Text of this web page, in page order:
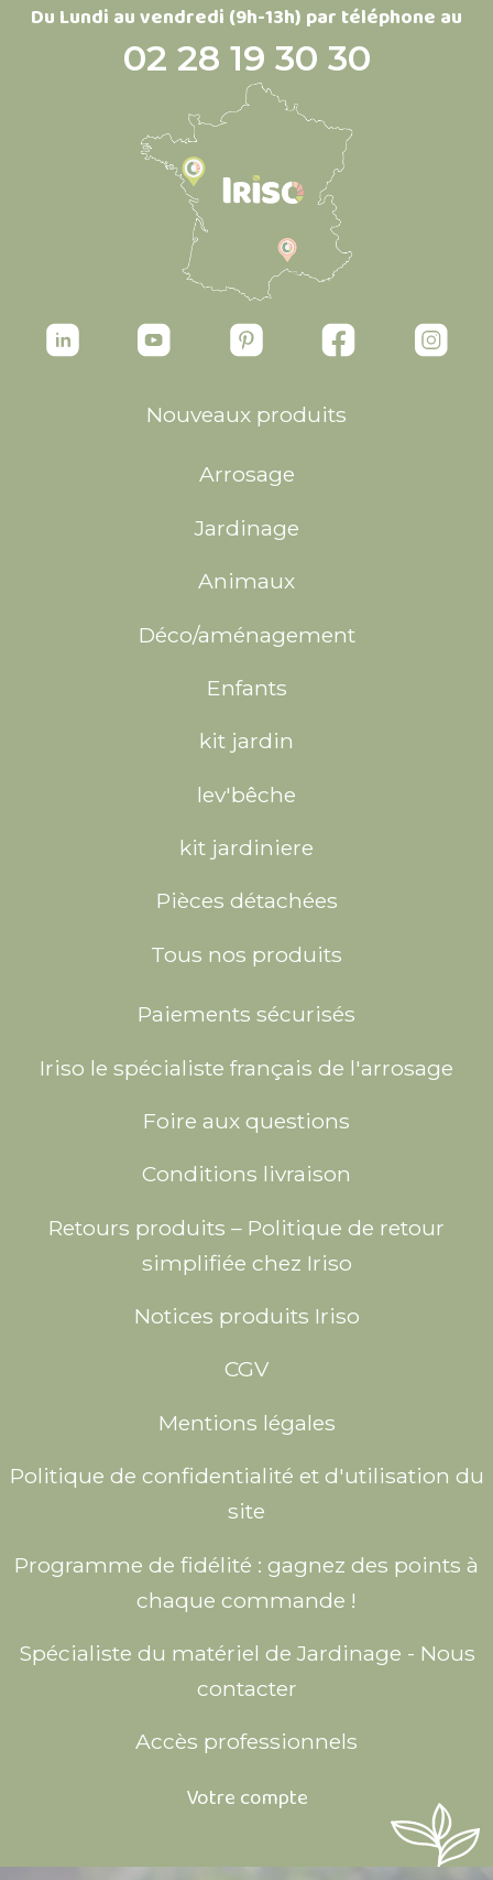
Du Lundi au vendredi (9h-13h) par téléphone au
02 28 19 30 30
Nouveaux produits
Arrosage
Jardinage
Animaux
Déco/aménagement
Enfants
kit jardin
lev'bêche
kit jardiniere
Pièces détachées
Tous nos produits
Paiements sécurisés
Iriso le spécialiste français de l'arrosage
Foire aux questions
Conditions livraison
Retours produits – Politique de retour
simplifiée chez Iriso
Notices produits Iriso
CGV
Mentions légales
Politique de confidentialité et d'utilisation du
site
Programme de fidélité : gagnez des points à
chaque commande !
Spécialiste du matériel de Jardinage - Nous
contacter
Accès professionnels
Votre compte